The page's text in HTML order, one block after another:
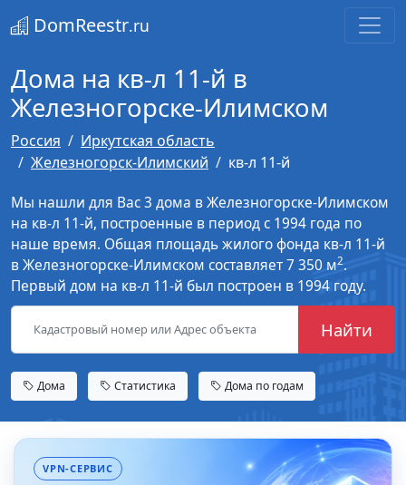
DomReestr.ru
Дома на кв-л 11-й в
Железногорске-Илимском
Россия
Иркутская область
Железногорск-Илимский
кв-л 11-й
Мы нашли для Вас 3 дома в Железногорске-Илимском
на кв-л 11-й, построенные в период с 1994 года по
наше время. Общая площадь жилого фонда кв-л 11-й
в Железногорске-Илимском составляет 7 350 м2.
Первый дом на кв-л 11-й был построен в 1994 году.
Найти
Дома Статистика Дома по годам
VPN-СЕРВИС